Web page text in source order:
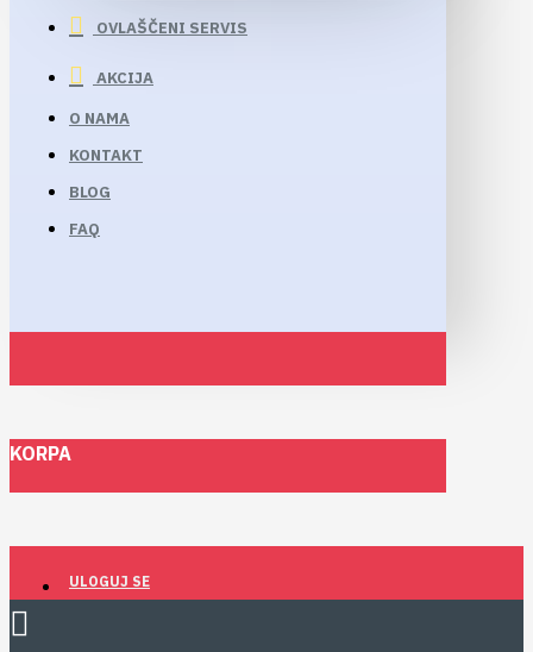
OVLAŠČENI SERVIS
AKCIJA
O NAMA
KONTAKT
BLOG
FAQ
KORPA
ULOGUJ SE